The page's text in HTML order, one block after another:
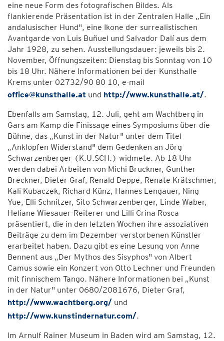
eine neue Form des fotografischen Bildes. Als
flankierende Präsentation ist in der Zentralen Halle „Ein
andalusischer Hund", eine Ikone der surrealistischen
Avantgarde von Luis Buñuel und Salvador Dalí aus dem
Jahr 1928, zu sehen. Ausstellungsdauer: jeweils bis 2.
November, Öffnungszeiten: Dienstag bis Sonntag von 10
bis 18 Uhr. Nähere Informationen bei der Kunsthalle
Krems unter 02732/90 80 10, e-mail
office@kunsthalle.at und http://www.kunsthalle.at/.
Ebenfalls am Samstag, 12. Juli, geht am Wachtberg in
Gars am Kamp die Finissage eines Symposiums über die
Bühne, das „Kunst in der Natur" unter dem Titel
„Anklopfen Widerstand" dem Gedenken an Jörg
Schwarzenberger (K.U.SCH.) widmete. Ab 18 Uhr
werden dabei Arbeiten von Michi Bruckner, Gunther
Breckner, Dieter Graf, Renald Deppe, Renate Krätschmer,
Kali Kubaczek, Richard Künz, Hannes Lengauer, Ning
Yue, Elli Schnitzer, Sito Schwarzenberger, Linde Waber,
Heliane Wiesauer-Reiterer und Lilli Crina Rosca
präsentiert, die in den letzten Wochen ihre assoziativen
Beiträge zu dem im Dezember verstorbenen Künstler
erarbeitet haben. Dazu gibt es eine Lesung von Anne
Bennent aus „Der Mythos des Sisyphos" von Albert
Camus sowie ein Konzert von Otto Lechner und Freunden
mit finnischem Tango. Nähere Informationen bei „Kunst
in der Natur" unter 0680/2081676, Dieter Graf,
http://www.wachtberg.org/ und
http://www.kunstindernatur.com/.
Im Arnulf Rainer Museum in Baden wird am Samstag, 12.